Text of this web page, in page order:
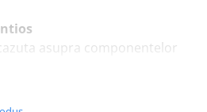
asupra componentelor
prafului, a apei si